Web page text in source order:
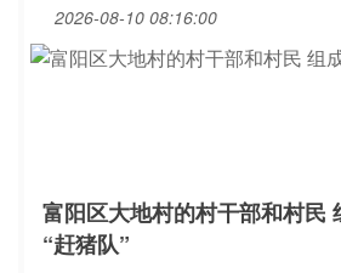
2026-08-10 08:16:00
富阳区大地村的村干部和村民
“赶猪队”